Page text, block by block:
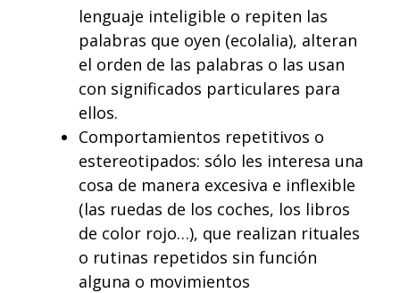
lenguaje inteligible o repiten las
palabras que oyen (ecolalia), alteran
el orden de las palabras o las usan
con significados particulares para
ellos.
Comportamientos repetitivos o
estereotipados: sólo les interesa una
cosa de manera excesiva e inflexible
(las ruedas de los coches, los libros
de color rojo…), que realizan rituales
o rutinas repetidos sin función
alguna o movimientos